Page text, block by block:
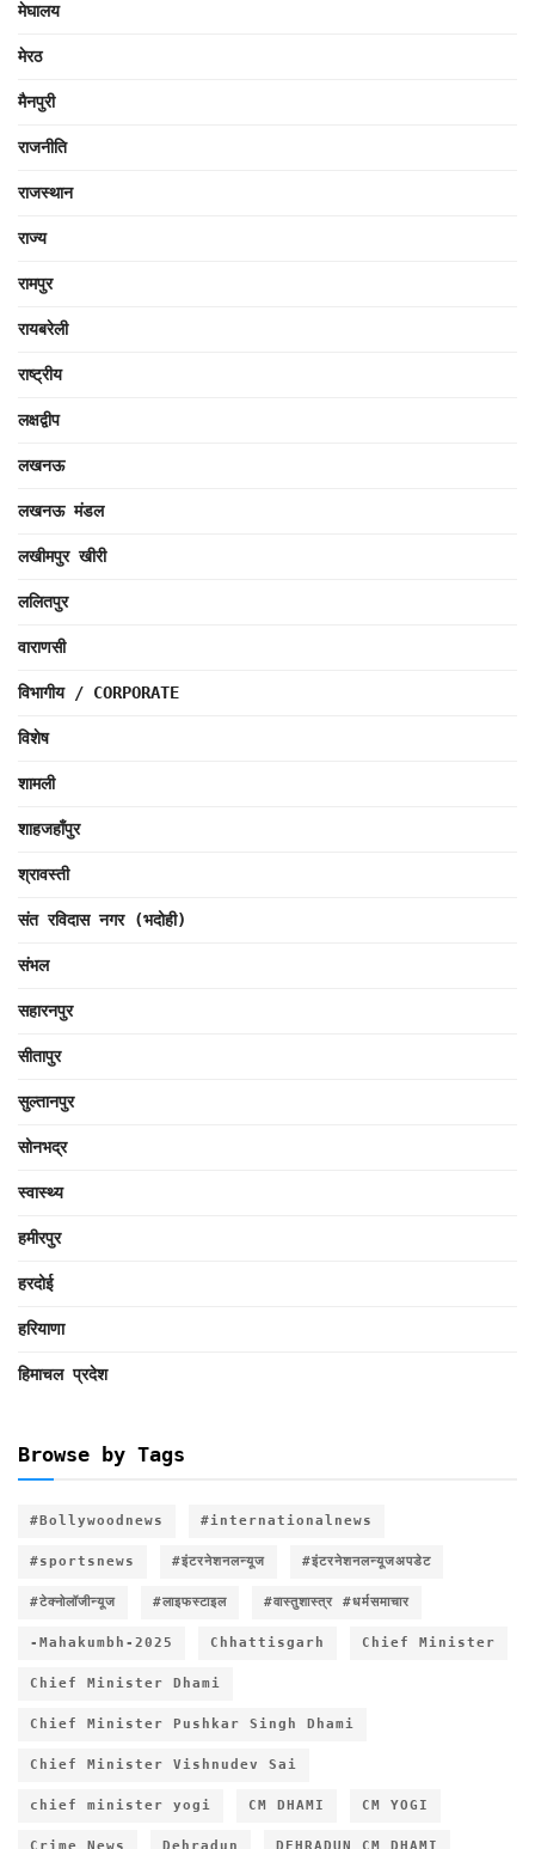
मेघालय
मेरठ
मैनपुरी
राजनीति
राजस्थान
राज्य
रामपुर
रायबरेली
राष्ट्रीय
लक्षद्वीप
लखनऊ
लखनऊ मंडल
लखीमपुर खीरी
ललितपुर
वाराणसी
विभागीय / CORPORATE
विशेष
शामली
शाहजहाँपुर
श्रावस्ती
संत रविदास नगर (भदोही)
संभल
सहारनपुर
सीतापुर
सुल्तानपुर
सोनभद्र
स्वास्थ्य
हमीरपुर
हरदोई
हरियाणा
हिमाचल प्रदेश
Browse by Tags
#Bollywoodnews #internationalnews
#sportsnews #इंटरनेशनलन्यूज #इंटरनेशनलन्यूजअपडेट
#टेक्नोलॉजीन्यूज #लाइफस्टाइल #वास्तुशास्त्र #धर्मसमाचार
-Mahakumbh-2025 Chhattisgarh Chief Minister
Chief Minister Dhami
Chief Minister Pushkar Singh Dhami
Chief Minister Vishnudev Sai
chief minister yogi CM DHAMI CM YOGI
Crime News Dehradun DEHRADUN CM DHAMI